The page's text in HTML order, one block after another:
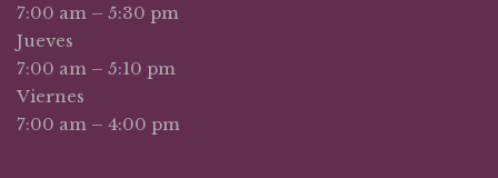
7:00 am – 5:30 pm
Jueves
7:00 am – 5:10 pm
Viernes
7:00 am – 4:00 pm